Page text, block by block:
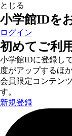
とじる
小学館IDを
ログイン
初めてご利
小学館IDに登録し
度がアップするほか
会員限定コンテン
す。
新規登録